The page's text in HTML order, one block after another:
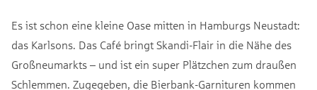
Es ist schon eine kleine Oase mitten in Hamburgs Neustadt:
das Karlsons. Das Café bringt Skandi-Flair in die Nähe des
Großneumarkts – und ist ein super Plätzchen zum draußen
Schlemmen. Zugegeben, die Bierbank-Garnituren kommen